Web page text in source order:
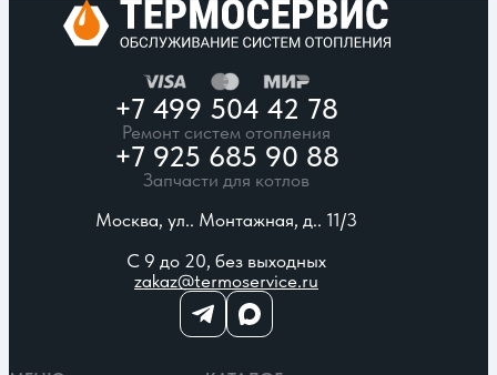
+7 499 504 42 78
Ремонт систем отопления
+7 925 685 90 88
Запчасти для котлов
Москва, ул.. Монтажная, д.. 11/3
С 9 до 20, без выходных
zakaz@termoservice.ru